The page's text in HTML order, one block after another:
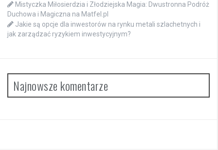
Mistyczka Miłosierdzia i Złodziejska Magia: Dwustronna Podróż
Duchowa i Magiczna na Matfel.pl
Jakie są opcje dla inwestorów na rynku metali szlachetnych i
jak zarządzać ryzykiem inwestycyjnym?
Najnowsze komentarze